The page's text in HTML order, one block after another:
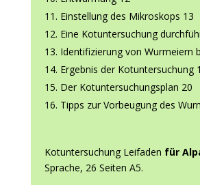
Einstellung des Mikroskops 13
Eine Kotuntersuchung
Identifizierung von Wurmeiern
Ergebnis der Kotuntersuchung
Der Kotuntersuchungsplan 20
Tipps zur Vorbeugung des
Kotuntersuchung Leifaden für
Sprache, 26 Seiten A5.